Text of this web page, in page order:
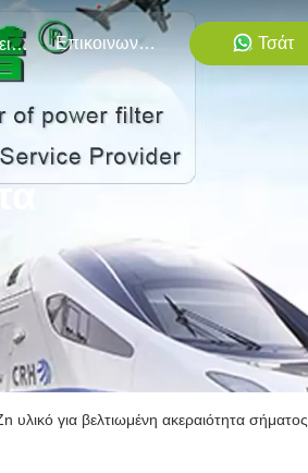
Εκδηλώσεις Επικοινωνήστε Μαζί Μας Τσάτ
για βελτιωμένη ακεραιότητα σήματος